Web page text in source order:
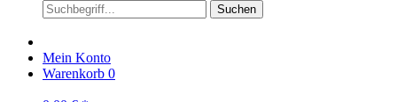
Suchen
Mein Konto
Warenkorb 0